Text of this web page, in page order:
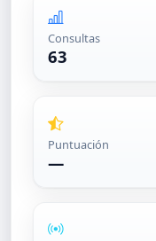
Consultas
63
Puntuación
—